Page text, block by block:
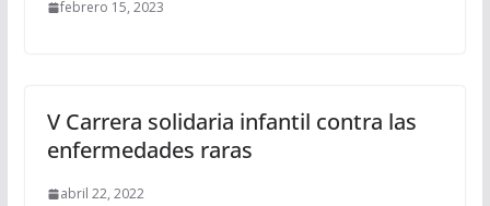
febrero 15, 2023
V Carrera solidaria infantil contra las
enfermedades raras
abril 22, 2022